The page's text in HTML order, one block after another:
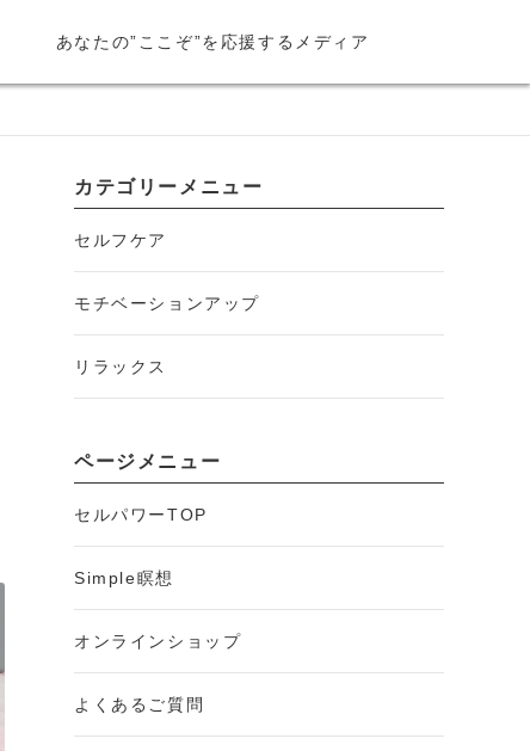
あなたの”ここぞ”を応援するメディア
カテゴリーメニュー
セルフケア
モチベーションアップ
リラックス
ページメニュー
セルパワーTOP
Simple瞑想
オンラインショップ
よくあるご質問